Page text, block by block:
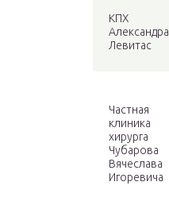
КПХ
Александра
Левитас
Частная
клиника
хирурга
Чубарова
Вячеслава
Игоревича